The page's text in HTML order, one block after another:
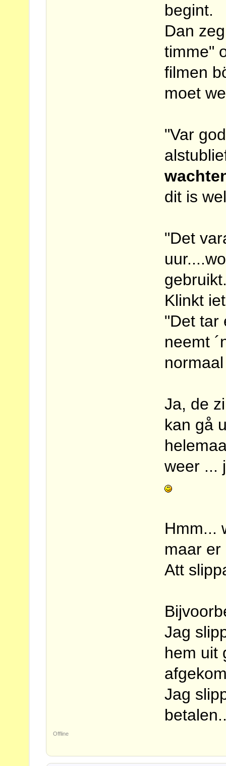
begint.
Dan
timme"
filmen
moet
"Var
dit is
"Det
Klinkt
"Det tar
neemt
Ja, de
kan gå
weer ...
Hmm...
maar
Att
Jag
hem uit
Jag
Offline